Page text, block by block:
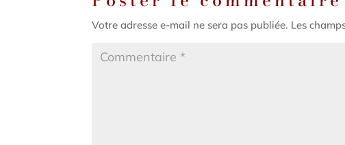
Votre adresse e-mail ne sera pas publiée. Les